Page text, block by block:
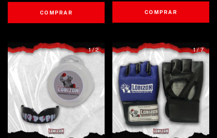
COMPRAR COMPRAR
1/2 1/7